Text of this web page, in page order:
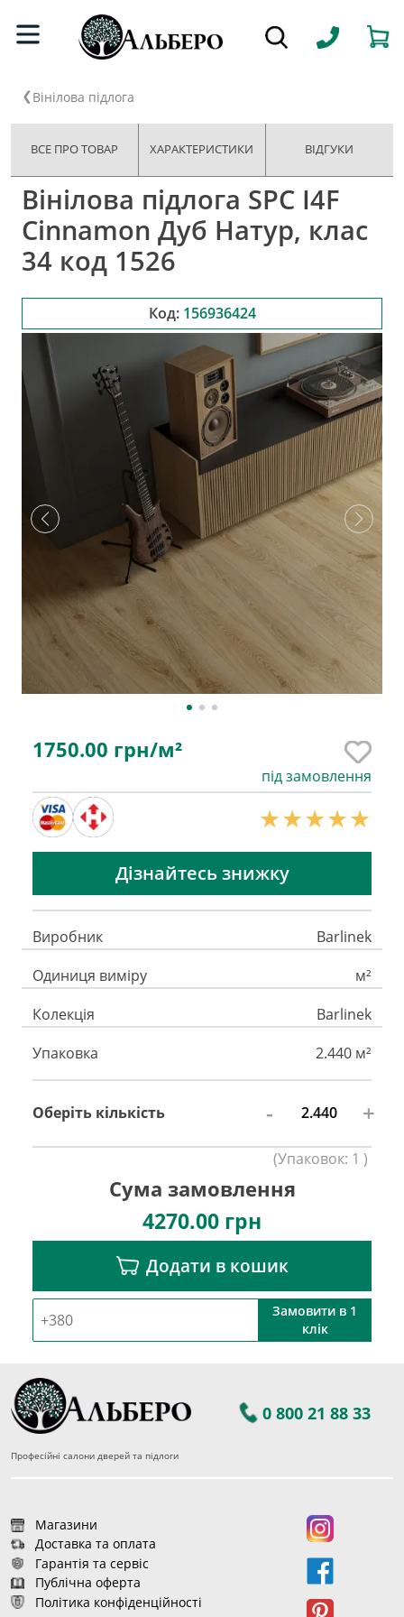
Вінілова підлога
ВСЕ ПРО ТОВАР ХАРАКТЕРИСТИКИ ВІДГУКИ
Вінілова підлога SPC I4F
Cinnamon Дуб Натур, клас
34 код 1526
Код: 156936424
1750.00 грн/м²
під замовлення
Дізнайтесь знижку
Виробник
Barlinek
Одиниця виміру
м²
Колекція
Barlinek
Упаковка
2.440 м²
Оберіть кількість - +
(Упаковок: 1 )
Сума замовлення
4270.00 грн
Додати в кошик
Замовити в 1
клік
0 800 21 88 33
Професійні салони дверей та підлоги
Магазини
Доставка та оплата
Гарантія та сервіс
Публічна оферта
Політика конфіденційності